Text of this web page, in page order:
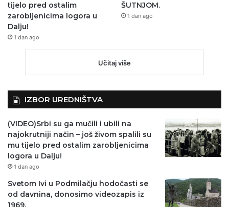
tijelo pred ostalim
zarobljenicima logora u
Dalju!
1 dan ago
ŠUTNJOM.
1 dan ago
Učitaj više
IZBOR UREDNIŠTVA
(VIDEO)Srbi su ga mučili i ubili na
najokrutniji način – još živom spalili su
mu tijelo pred ostalim zarobljenicima
logora u Dalju!
1 dan ago
Svetom Ivi u Podmilačju hodočasti se
od davnina, donosimo videozapis iz
1969.